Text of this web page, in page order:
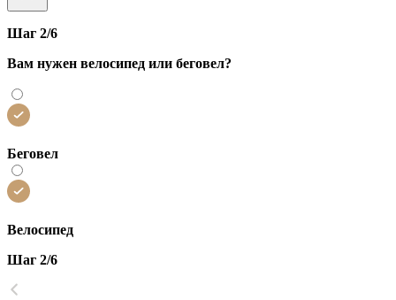
Шаг 2/6
Вам нужен велосипед или беговел?
Беговел
Велосипед
Шаг 2/6